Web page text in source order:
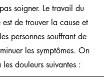
soigner. Le travail du
est de trouver la cause et
personnes souffrant de
les symptômes. On
les douleurs suivantes :